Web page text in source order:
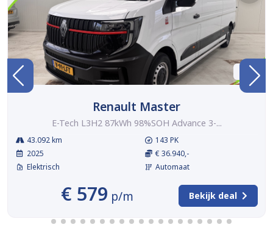
BTW
Renault Master
E-Tech L3H2 87kWh 98%SOH Advance 3-...
43.092 km
2025
Elektrisch
143 PK
€ 36.940,-
Automaat
€ 579 p/m Bekijk deal